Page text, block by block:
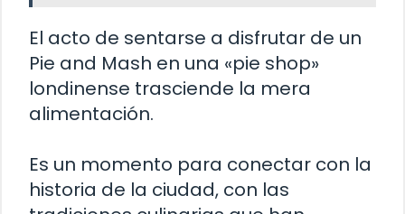
El acto de sentarse a disfrutar de un
Pie and Mash en una «pie shop»
londinense trasciende la mera
alimentación.
Es un momento para conectar con la
historia de la ciudad, con las